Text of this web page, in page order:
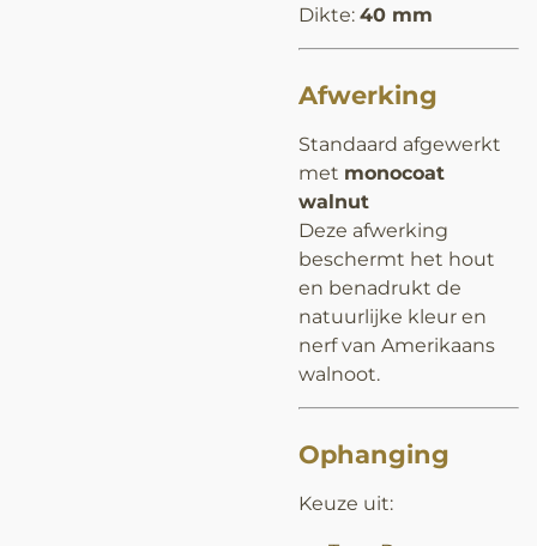
Dikte: 40 mm
Afwerking
Standaard afgewerkt
met monocoat
walnut
Deze afwerking
beschermt het hout
en benadrukt de
natuurlijke kleur en
nerf van Amerikaans
walnoot.
Ophanging
Keuze uit: